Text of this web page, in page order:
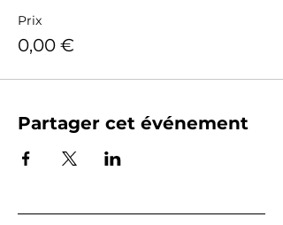
Prix
0,00 €
Partager cet événement